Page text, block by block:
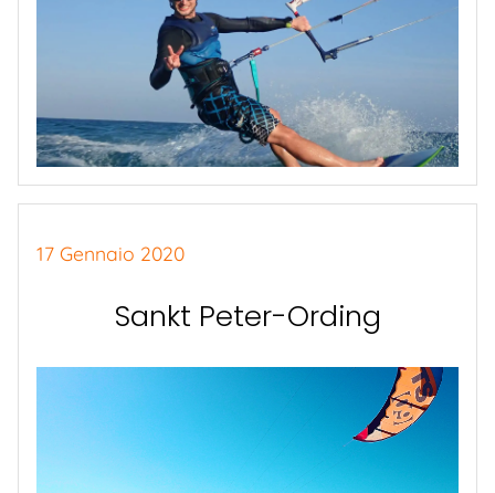
17 Gennaio 2020
Sankt Peter-Ording